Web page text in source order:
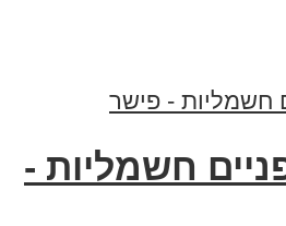
חשמליות -